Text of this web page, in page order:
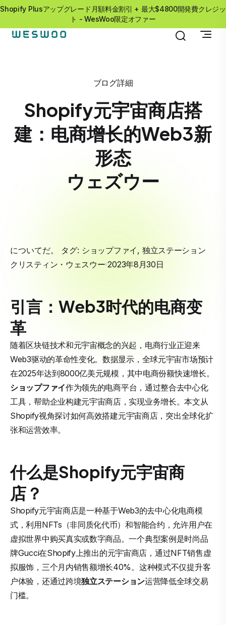
Shopify Plusアップグレード月額料金割引 + 最大$4800開発費クレジッ
ト - WesWoo限定オファー
ブログ詳細
Shopify元宇宙商店搭
建：电商增长的Web3新
形态
ウェズウー
についてだ。 タグ: ショップファイ , 独立ステーション
クリスティン・ウェスウー 2023年8月30日
引言：Web3时代的电商变
革
随着区块链技术和元宇宙概念的兴起，电商行业正迎来
Web3驱动的革命性变化。数据显示，全球元宇宙市场预计
在2025年达到8000亿美元规模，其中电商份额快速增长。
ショップファイ作为领先的电商平台，通过整合去中心化
工具，帮助企业构建元宇宙商店，实现业务增长。本文从
Shopify视角探讨如何高效搭建元宇宙商店，突出全球化扩
张和运营效率。
什么是Shopify元宇宙商
店？
Shopify元宇宙商店是一种基于Web3的去中心化电商模
式，利用NFTs（非同质化代币）和智能合约，允许用户在
虚拟世界中购买真实或数字商品。一个典型案例是时尚品
牌Gucci在Shopify上推出的元宇宙商店，通过NFT销售虚
拟服饰，三个月内销售额增长40%。这种模式不仅提升客
户体验，还通过跨境独立ステーション运营降低全球交易
门槛。